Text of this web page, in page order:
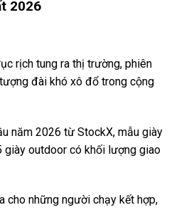
2026
rịch tung ra thị trường, phiên
đài khó xô đổ trong cộng
năm 2026 từ StockX, mẫu giày
giày outdoor có khối lượng giao
cho những người chạy kết hợp,